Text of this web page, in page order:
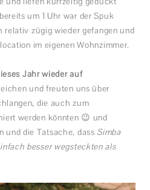
um 1 Uhr war der Spuk
relativ zügig wieder gefangen und
im eigenen Wohnzimmer.
Jahr wieder auf
und freuten uns über
die auch zum
werden könnten 😉 und
und die Tatsache, dass Simba
besser wegsteckten als